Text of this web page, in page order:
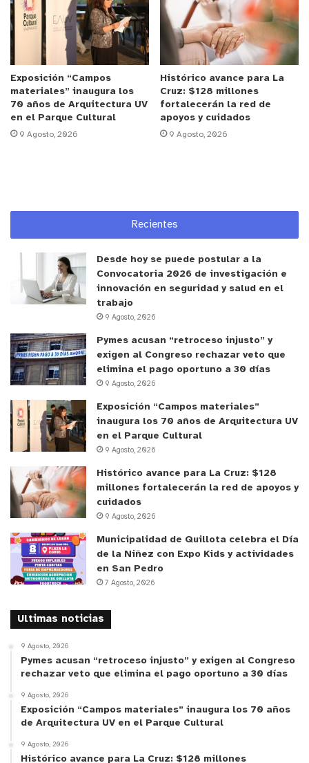
La pesquisa consiste en una toma de muestra
simple, a través de cotonitos que se pasan por el
interior de la boca. Esta muestra es enviada a
Alemania y desde ese momento, la persona queda
disponible para donar, sólo en caso de resultar
compatibles con algún paciente que lo necesite.
“Estamos felices de la alianza con el Municipio
donante de médula. Por eso, invitamos a todas y
todos a registrarse el próximo 15 de febrero en los
rápido, gratuito e indoloro y que puede salvar la
vida de un paciente y cambiar la vida de una
familia completa”, afirmó Mayumy Matujara,
coordinadora de campañas de Fundación DKMS.
Cabe destacar que los funcionarios y funcionarias
de los Centros de Salud de la comuna de Quilpué
fueron capacitados por equipos de la Fundación
DKMS, para así poder realizar el registro.
“Estaremos en todos nuestros centros de salud
tomando muestras para conseguir potenciales
donantes de médulas para niños y niñas que
actualmente tienen cáncer a la sangre, esto en
Jorge Muñoz, secretario general de la Corporación
Municipal de Quilpué, agregando que “es muy fácil
la toma de muestra, por eso los invitamos el 15 de
para poder salvarle la vida a un niño o niña en
Sobre DKMS
DKMS es una fundación internacional, sin fines de
lucro, dedicada a trabajar por los pacientes con
cáncer de sangre y otros desórdenes de la sangre.
Exposición “Campos
materiales” inaugura los
70 años de Arquitectura UV
en el Parque Cultural
9 Agosto, 2026
Histórico avance para La
Cruz: $128 millones
fortalecerán la red de
apoyos y cuidados
9 Agosto, 2026
Recientes
Desde hoy se puede postular a la
Convocatoria 2026 de investigación e
innovación en seguridad y salud en el
trabajo
9 Agosto, 2026
Pymes acusan “retroceso injusto” y
exigen al Congreso rechazar veto que
elimina el pago oportuno a 30 días
9 Agosto, 2026
Exposición “Campos materiales”
inaugura los 70 años de Arquitectura UV
en el Parque Cultural
9 Agosto, 2026
Histórico avance para La Cruz: $128
millones fortalecerán la red de apoyos y
cuidados
9 Agosto, 2026
Municipalidad de Quillota celebra el Día
de la Niñez con Expo Kids y actividades
en San Pedro
7 Agosto, 2026
Ultimas noticias
9 Agosto, 2026
Pymes acusan “retroceso injusto” y exigen al Congreso
rechazar veto que elimina el pago oportuno a 30 días
9 Agosto, 2026
Exposición “Campos materiales” inaugura los 70 años
de Arquitectura UV en el Parque Cultural
9 Agosto, 2026
Histórico avance para La Cruz: $128 millones